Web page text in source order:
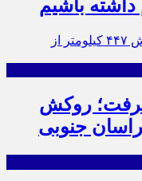
باشیم
روکش